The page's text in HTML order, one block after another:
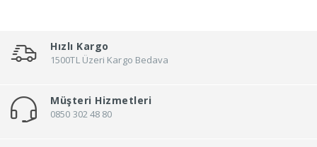
Hızlı Kargo
1500TL Üzeri Kargo Bedava
Müşteri Hizmetleri
0850 302 48 80